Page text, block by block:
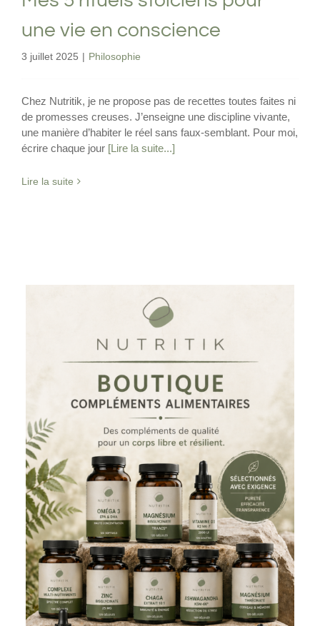
une vie en conscience
3 juillet 2025 | Philosophie
Chez Nutritik, je ne propose pas de recettes toutes faites ni
de promesses creuses. J’enseigne une discipline vivante,
une manière d’habiter le réel sans faux-semblant. Pour moi,
écrire chaque jour [Lire la suite...]
Lire la suite